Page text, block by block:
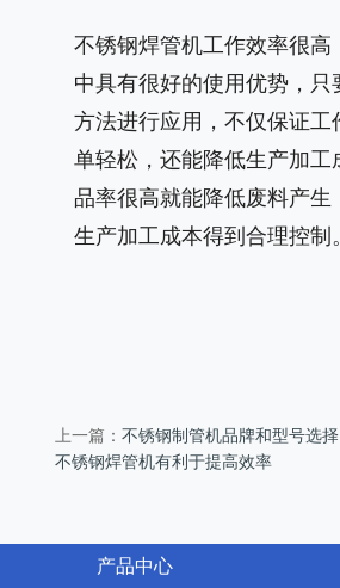
不锈钢焊管机工作效率很高
中具有很好的使用优势，只
方法进行应用，不仅保证工
单轻松，还能降低生产加工
品率很高就能降低废料产生
生产加工成本得到合理控制。
上一篇： 不锈钢制管机品牌和型号选择
不锈钢焊管机有利于提高效率
产品中心